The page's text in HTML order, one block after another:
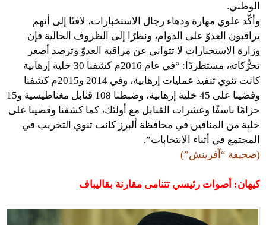
الوطني.
وأكّد علوي مهارة ودهاء رجال الاستخبارات، لافتًا إلى أنهم
يراقبون العدوّ على الدوام، ونظرًا إلى الظروف الحالية فإن
وزارة الاستخبارات لا تتواني عن مراقبة العدوّ وترصد أصغر
تحرُّكاته، مستطردًا: “في عام 2016م كشفنا 30 خلية إرهابية
كانت تنوي تنفيذ عمليات إرهابية، وفي 2014 و2015م كشفنا
وقضينا على 45 خلية إرهابية، وضبطنا 108 قنابل مغناطيسية و15
حزامًا ناسفًا وعشرات القنابل مع أولئك، كما كشفنا وقضينا على
خلية من المنافين في محافظة ألبرز كانت تنوي التخريب في
المجتمع في أثناء الانتخابات”.
(صحيفة “آفرينش”)
كيهان: أصوات رئيسي تتنامى مقارنة بقاليباف